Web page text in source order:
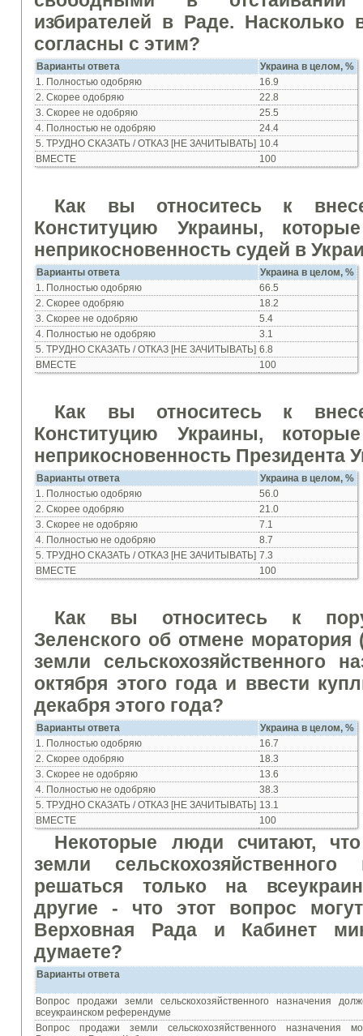
избирателей в Раде.
согласны с этим?
Вариантыответа Украина в целом, %
1. Полностью одобряю
16.9
2. Скорее одобряю
22.8
3. Скорее не одобряю
25.5
4. Полностью не одобряю
24.4
5. ТРУДНО СКАЗАТЬ / ОТКАЗ [НЕ ЗАЧИТЫВАТЬ] 10.4
ВМЕСТЕ
100
Как вы относитесь к
Конституцию Украины,
неприкосновенность судей в
Вариантыответа Украина в целом, %
1. Полностью одобряю
66.5
2. Скорее одобряю
18.2
3. Скорее не одобряю
5.4
4. Полностью не одобряю
3.1
5. ТРУДНО СКАЗАТЬ / ОТКАЗ [НЕ ЗАЧИТЫВАТЬ] 6.8
ВМЕСТЕ
100
Как вы относитесь к
Конституцию Украины,
неприкосновенность Президента
Вариантыответа Украина в целом, %
1. Полностью одобряю
56.0
2. Скорее одобряю
21.0
3. Скорее не одобряю
7.1
4. Полностью не одобряю
8.7
5. ТРУДНО СКАЗАТЬ / ОТКАЗ [НЕ ЗАЧИТЫВАТЬ] 7.3
ВМЕСТЕ
100
Как вы относитесь к
Зеленского об отмене моратория
земли сельскохозяйственного
октября этого года и ввести
декабря этого года?
Вариантыответа Украина в целом, %
1. Полностью одобряю
16.7
2. Скорее одобряю
18.3
3. Скорее не одобряю
13.6
4. Полностью не одобряю
38.3
5. ТРУДНО СКАЗАТЬ / ОТКАЗ [НЕ ЗАЧИТЫВАТЬ] 13.1
ВМЕСТЕ
100
Некоторые люди считают,
земли
решаться только на
другие - что этот вопрос
Верховная Рада и Кабинет
думаете?
Вариантыответа
Вопрос продажи земли сельскохозяйственного назначения
всеукраинском референдуме
Вопрос продажи земли сельскохозяйственного назначения